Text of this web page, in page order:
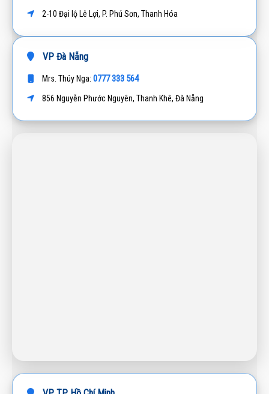
2-10 Đại lộ Lê Lợi, P. Phú Sơn, Thanh Hóa
VP Đà Nẵng
Mrs. Thúy Nga: 0777 333 564
856 Nguyễn Phước Nguyên, Thanh Khê, Đà Nẵng